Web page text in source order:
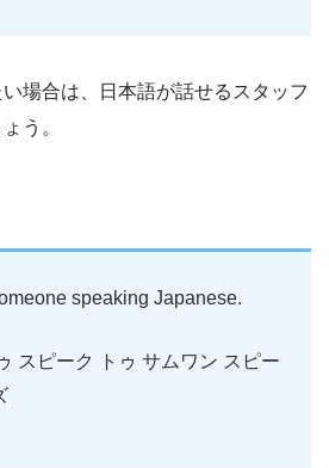
場合は、日本語が話せるスタッフ
う。
speaking Japanese.
スピーク トゥ サムワン スピー